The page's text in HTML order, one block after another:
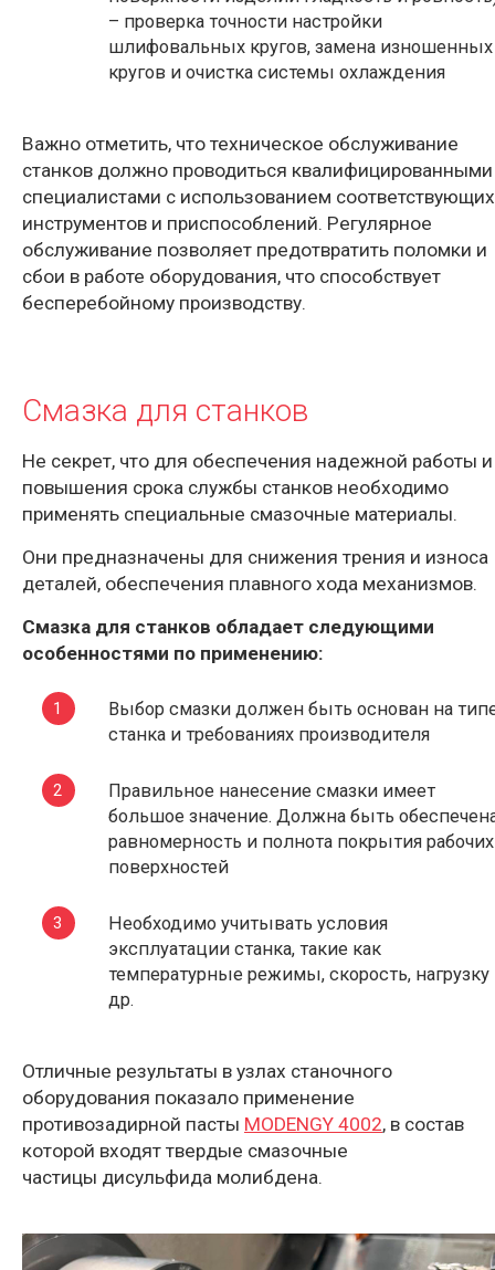
– проверка точности настройки
шлифовальных кругов, замена изношенных
кругов и очистка системы охлаждения
Важно отметить, что техническое обслуживание
станков должно проводиться квалифицированными
специалистами с использованием соответствующих
инструментов и приспособлений. Регулярное
обслуживание позволяет предотвратить поломки и
сбои в работе оборудования, что способствует
бесперебойному производству.
Смазка для станков
Не секрет, что для обеспечения надежной работы и
повышения срока службы станков необходимо
применять специальные смазочные материалы.
Они предназначены для снижения трения и износа
деталей, обеспечения плавного хода механизмов.
Смазка для станков обладает следующими
особенностями по применению:
Выбор смазки должен быть основан на
станка и требованиях производителя
Правильное нанесение смазки имеет
большое значение. Должна быть
равномерность и полнота покрытия рабочих
поверхностей
Необходимо учитывать условия
эксплуатации станка, такие как
температурные режимы, скорость, нагрузку
др.
Отличные результаты в узлах станочного
оборудования показало применение
противозадирной пасты MODENGY 4002, в состав
которой входят твердые смазочные
частицы дисульфида молибдена.